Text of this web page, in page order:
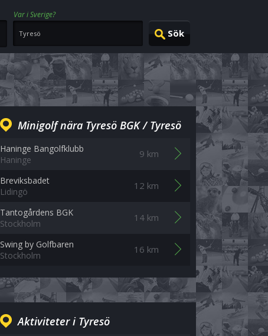
Var i Sverige?
Minigolf nära Tyresö BGK / Tyresö
Haninge Bangolfklubb
Haninge
9 km
Breviksbadet
Lidingö
12 km
Tantogårdens BGK
Stockholm
14 km
Swing by Golfbaren
Stockholm
16 km
Aktiviteter i Tyresö